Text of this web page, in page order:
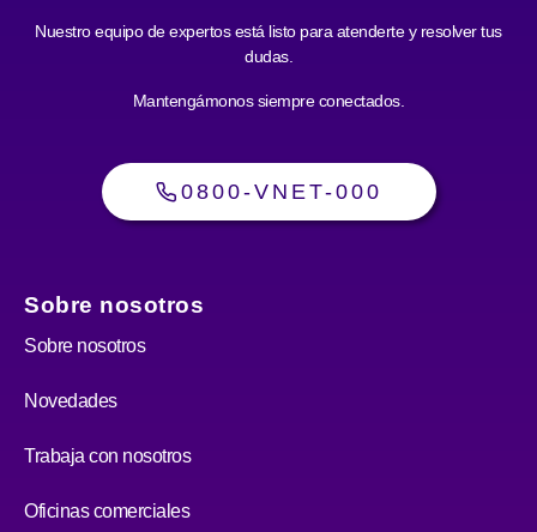
Nuestro equipo de expertos está listo para atenderte y resolver tus
dudas.
Mantengámonos siempre conectados.
0800-VNET-000
Sobre nosotros
Sobre nosotros
Novedades
Trabaja con nosotros
Oficinas comerciales